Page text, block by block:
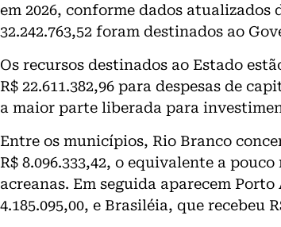
em 2026, conforme dados
32.242.763,52 foram destinados ao
Os recursos destinados ao Estado
R$ 22.611.382,96 para despesas de
a maior parte liberada para
Entre os municípios, Rio Branco
R$ 8.096.333,42, o equivalente a
acreanas. Em seguida aparecem Porto
4.185.095,00, e Brasiléia, que recebeu